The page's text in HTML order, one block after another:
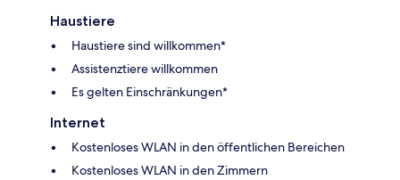
Haustiere
Haustiere sind willkommen*
Assistenztiere willkommen
Es gelten Einschränkungen*
Internet
Kostenloses WLAN in den öffentlichen Bereichen
Kostenloses WLAN in den Zimmern